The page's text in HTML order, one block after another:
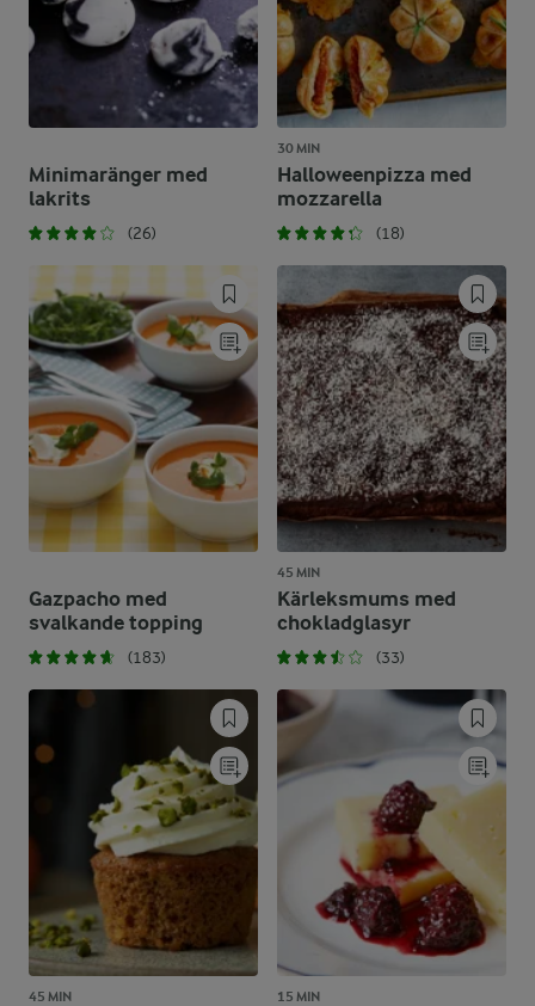
Minimaränger med
lakrits
(26)
30 MIN
Halloweenpizza med
mozzarella
(18)
Gazpacho med
svalkande topping
(183)
45 MIN
Kärleksmums med
chokladglasyr
(33)
45 MIN 15 MIN